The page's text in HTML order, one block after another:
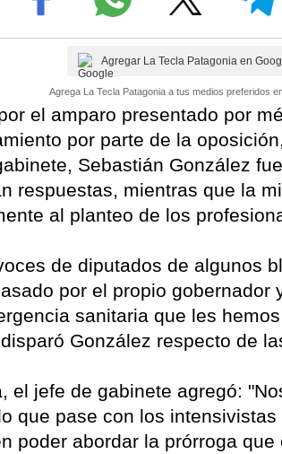
Agregar La Tecla Patagonia en
Agrega La Tecla Patagonia a tus medios preferidos
el amparo presentado por
por parte de la
Sebastián González
respuestas, mientras que la
al planteo de los
de diputados de algunos
por el propio gobernador
sanitaria que les
González respecto de
el jefe de gabinete agregó:
que pase con los
poder abordar la prórroga